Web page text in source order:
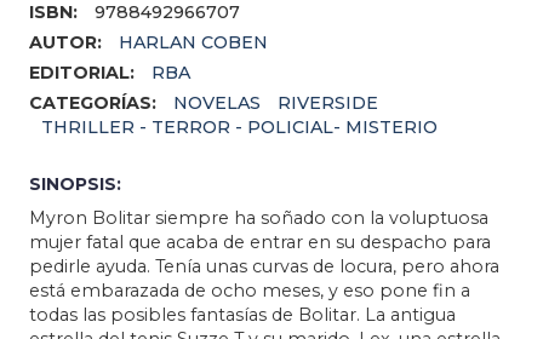
ISBN:
9788492966707
AUTOR:
HARLAN COBEN
EDITORIAL:
RBA
CATEGORÍAS:
NOVELAS
RIVERSIDE
THRILLER - TERROR - POLICIAL- MISTERIO
SINOPSIS:
Myron Bolitar siempre ha soñado con la voluptuosa
mujer fatal que acaba de entrar en su despacho para
pedirle ayuda. Tenía unas curvas de locura, pero ahora
está embarazada de ocho meses, y eso pone fin a
todas las posibles fantasías de Bolitar. La antigua